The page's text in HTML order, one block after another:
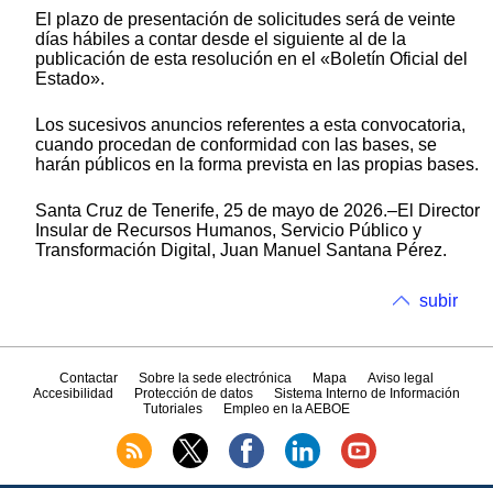
El plazo de presentación de solicitudes será de veinte
días hábiles a contar desde el siguiente al de la
publicación de esta resolución en el «Boletín Oficial del
Estado».
Los sucesivos anuncios referentes a esta convocatoria,
cuando procedan de conformidad con las bases, se
harán públicos en la forma prevista en las propias bases.
Santa Cruz de Tenerife, 25 de mayo de 2026.–El Director
Insular de Recursos Humanos, Servicio Público y
Transformación Digital, Juan Manuel Santana Pérez.
subir
Contactar Sobre la sede electrónica Mapa
Aviso legal
Accesibilidad
Protección de datos
Sistema Interno de Información
Tutoriales
Empleo en la AEBOE